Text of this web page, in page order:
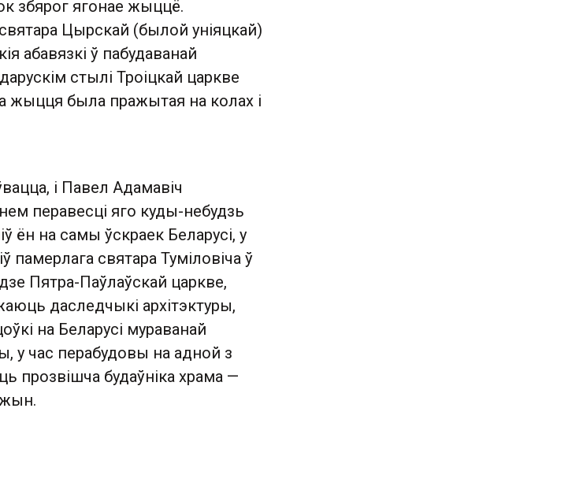
збярог ягонае жыццё.
Цырскай (былой уніяцкай)
абавязкі ў пабудаванай
стылі Троіцкай царкве
жыцця была пражытая на колах і
і Павел Адамавіч
перавесці яго куды-небудзь
ён на самы ўскраек Беларусі, у
памерлага святара Туміловіча ў
Пятра-Паўлаўскай царкве,
даследчыкі архітэктуры,
на Беларусі мураванай
у час перабудовы на адной з
прозвішча будаўніка храма —